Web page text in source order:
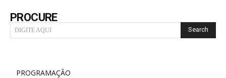
PROCURE
DIGITE AQUI Search
PROGRAMAÇÃO